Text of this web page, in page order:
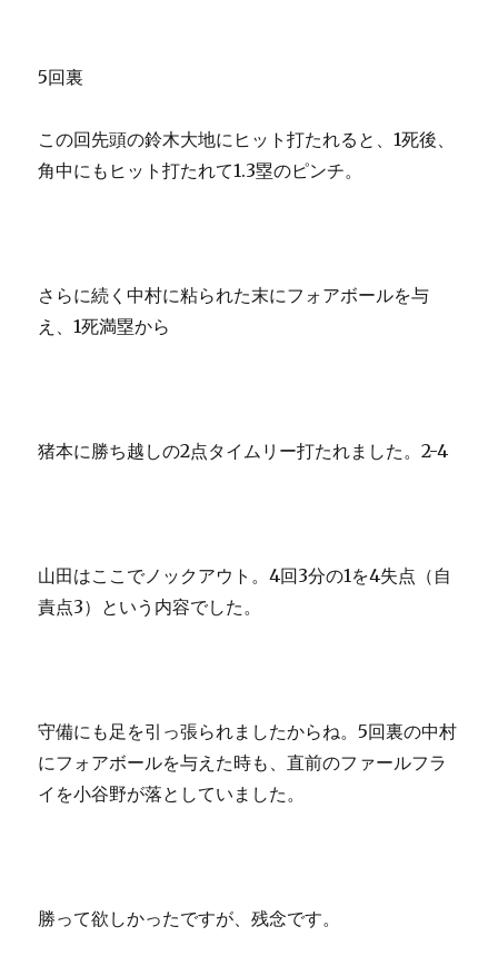
5回裏
この回先頭の鈴木大地にヒット打たれると、1死後、
角中にもヒット打たれて1.3塁のピンチ。
さらに続く中村に粘られた末にフォアボールを与
え、1死満塁から
猪本に勝ち越しの2点タイムリー打たれました。2-4
山田はここでノックアウト。4回3分の1を4失点（自
責点3）という内容でした。
守備にも足を引っ張られましたからね。5回裏の中村
にフォアボールを与えた時も、直前のファールフラ
イを小谷野が落としていました。
勝って欲しかったですが、残念です。